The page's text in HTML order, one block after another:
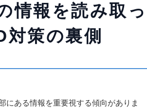
情報を読み取っ
対策の裏側
にある情報を重要視する傾向がありま